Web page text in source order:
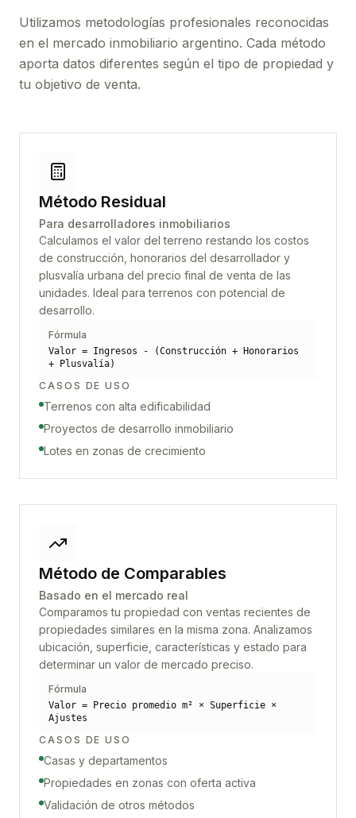
Utilizamos metodologías profesionales reconocidas
en el mercado inmobiliario argentino. Cada método
aporta datos diferentes según el tipo de propiedad y
tu objetivo de venta.
Método Residual
Para desarrolladores inmobiliarios
Calculamos el valor del terreno restando los costos
de construcción, honorarios del desarrollador y
plusvalía urbana del precio final de venta de las
unidades. Ideal para terrenos con potencial de
desarrollo.
Fórmula
Valor = Ingresos - (Construcción + Honorarios
+ Plusvalía)
CASOS DE USO
Terrenos con alta edificabilidad
Proyectos de desarrollo inmobiliario
Lotes en zonas de crecimiento
Método de Comparables
Basado en el mercado real
Comparamos tu propiedad con ventas recientes de
propiedades similares en la misma zona. Analizamos
ubicación, superficie, características y estado para
determinar un valor de mercado preciso.
Fórmula
Valor = Precio promedio m² × Superficie ×
Ajustes
CASOS DE USO
Casas y departamentos
Propiedades en zonas con oferta activa
Validación de otros métodos